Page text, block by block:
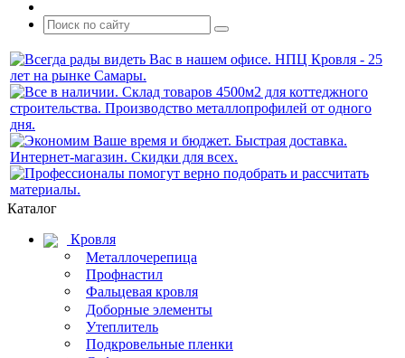
Каталог
Кровля
Металлочерепица
Профнастил
Фальцевая кровля
Доборные элементы
Утеплитель
Подкровельные пленки